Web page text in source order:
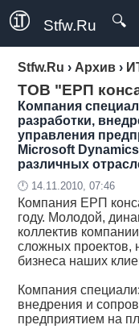
Stfw.Ru 🔍
Stfw.Ru › Архив ›
ТОВ "ЕРП
Компания
разработки,
управления
Microsoft
различных
🕛 14.11.2010, 07:46
Компания ЕРП
году. Молодой,
коллектив
сложных проектов,
бизнеса наших
Компания
внедрения и
предприятием на